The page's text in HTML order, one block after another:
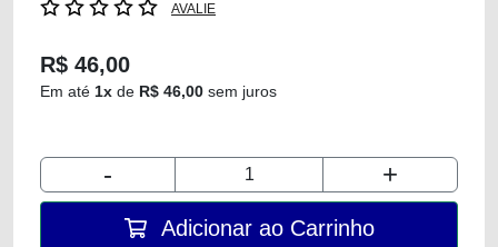
AVALIE
R$ 46,00
Em até 1x de R$ 46,00 sem juros
- +
Adicionar ao Carrinho